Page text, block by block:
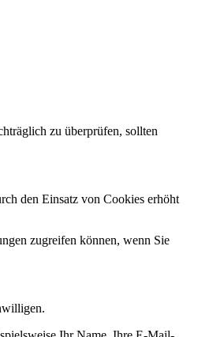
zu überprüfen, sollten
den Einsatz von Cookies erhöht
zugreifen können, wenn Sie